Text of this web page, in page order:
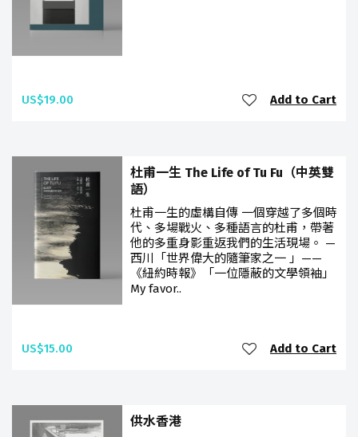
US$19.00 Add to Cart
杜甫一生 The Life of Tu Fu（中英雙
語）
杜甫一生的虛構自傳 一個穿越了多個時
代、多場戰火、多種語言的杜甫，帶著
他的多重身影重返我們的生活現場。 —
西川「世界偉大的隨筆家之一 」——
《紐約時報》「一位隱蔽的文學領袖」
My favor..
US$15.00 Add to Cart
供水香港